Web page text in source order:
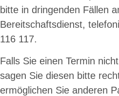
bitte in dringenden Fällen
Bereitschaftsdienst,
116 117.
Falls Sie einen Termin
sagen Sie diesen bitte
ermöglichen Sie anderen